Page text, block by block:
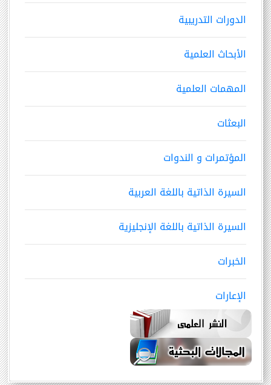
الدورات التدريبية
الأبحاث العلمية
المهمات العلمية
البعثات
المؤتمرات و الندوات
السيرة الذاتية باللغة العربية
السيرة الذاتية باللغة الإنجليزية
الخبرات
الإعارات